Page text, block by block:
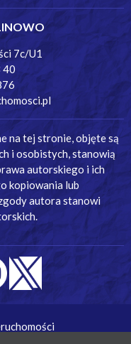
7c/U1
40
na tej stronie, objęte są
i osobistych, stanowią
autorskiego i ich
kopiowania lub
autora stanowi